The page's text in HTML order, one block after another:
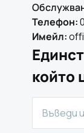
Телефон:
Имейл:
който